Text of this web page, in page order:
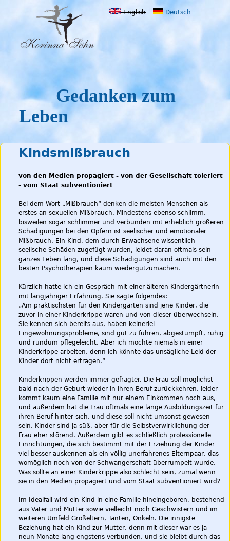
Gedanken zum
Leben
English Deutsch
Kindsmißbrauch
von den Medien propagiert - von der Gesellschaft toleriert
- vom Staat subventioniert
Bei dem Wort „Mißbrauch“ denken die meisten Menschen als
erstes an sexuellen Mißbrauch. Mindestens ebenso schlimm,
bisweilen sogar schlimmer und verbunden mit erheblich größeren
Schädigungen bei den Opfern ist seelischer und emotionaler
Mißbrauch. Ein Kind, dem durch Erwachsene wissentlich
seelische Schäden zugefügt wurden, leidet daran oftmals sein
ganzes Leben lang, und diese Schädigungen sind auch mit den
besten Psychotherapien kaum wiedergutzumachen.
Kürzlich hatte ich ein Gespräch mit einer älteren Kindergärtnerin
mit langjähriger Erfahrung. Sie sagte folgendes:
„Am praktischsten für den Kindergarten sind jene Kinder, die
zuvor in einer Kinderkrippe waren und von dieser überwechseln.
Sie kennen sich bereits aus, haben keinerlei
Eingewöhnungsprobleme, sind gut zu führen, abgestumpft, ruhig
und rundum pflegeleicht. Aber ich möchte niemals in einer
Kinderkrippe arbeiten, denn ich könnte das unsägliche Leid der
Kinder dort nicht ertragen.“
Kinderkrippen werden immer gefragter. Die Frau soll möglichst
bald nach der Geburt wieder in ihren Beruf zurückkehren, leider
kommt kaum eine Familie mit nur einem Einkommen noch aus,
und außerdem hat die Frau oftmals eine lange Ausbildungszeit für
ihren Beruf hinter sich, und diese soll nicht umsonst gewesen
sein. Kinder sind ja süß, aber für die Selbstverwirklichung der
Frau eher störend. Außerdem gibt es schließlich professionelle
Einrichtungen, die sich bestimmt mit der Erziehung der Kinder
viel besser auskennen als ein völlig unerfahrenes Elternpaar, das
womöglich noch von der Schwangerschaft überrumpelt wurde.
Was sollte an einer Kinderkrippe also schlecht sein, zumal wenn
sie in den Medien propagiert und vom Staat subventioniert wird?
Im Idealfall wird ein Kind in eine Familie hineingeboren, bestehend
aus Vater und Mutter sowie vielleicht noch Geschwistern und im
weiteren Umfeld Großeltern, Tanten, Onkeln. Die innigste
Beziehung hat ein Kind zur Mutter, denn mit dieser war es ja
neun Monate lang engstens verbunden, und sie bleibt durch das